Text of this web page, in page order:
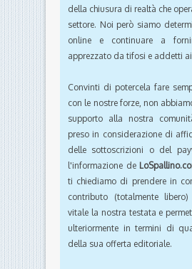
della chiusura di realtà che
settore. Noi però siamo
online e continuare a
apprezzato da tifosi e addetti
Convinti di potercela fare
con le nostre forze, non
supporto alla nostra
preso in considerazione di
delle sottoscrizioni o del
l'informazione de
ti chiediamo di prendere in
contributo (totalmente
vitale la nostra testata e
ulteriormente in termini di
della sua offerta editoriale.